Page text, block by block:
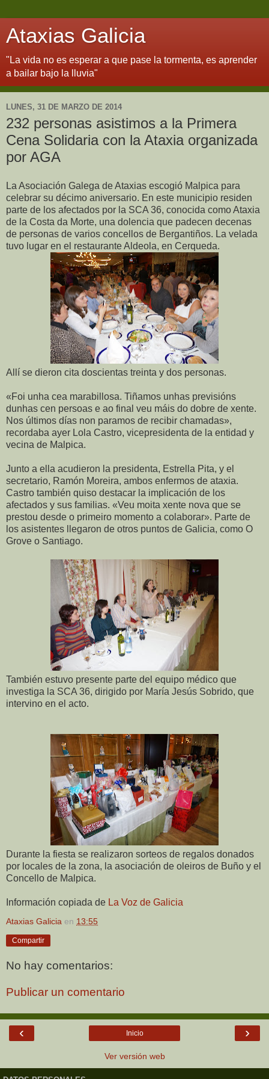
Ataxias Galicia
"La vida no es esperar a que pase la tormenta, es aprender
a bailar bajo la lluvia"
LUNES, 31 DE MARZO DE 2014
232 personas asistimos a la Primera
Cena Solidaria con la Ataxia organizada
por AGA
La Asociación Galega de Ataxias escogió Malpica para
celebrar su décimo aniversario. En este municipio residen
parte de los afectados por la SCA 36, conocida como Ataxia
de la Costa da Morte, una dolencia que padecen decenas
de personas de varios concellos de Bergantiños. La velada
tuvo lugar en el restaurante Aldeola, en Cerqueda.
Allí se dieron cita doscientas treinta y dos personas.
«Foi unha cea marabillosa. Tiñamos unhas previsións
dunhas cen persoas e ao final veu máis do dobre de xente.
Nos últimos días non paramos de recibir chamadas»,
recordaba ayer Lola Castro, vicepresidenta de la entidad y
vecina de Malpica.
Junto a ella acudieron la presidenta, Estrella Pita, y el
secretario, Ramón Moreira, ambos enfermos de ataxia.
Castro también quiso destacar la implicación de los
afectados y sus familias. «Veu moita xente nova que se
prestou desde o primeiro momento a colaborar». Parte de
los asistentes llegaron de otros puntos de Galicia, como O
Grove o Santiago.
También estuvo presente parte del equipo médico que
investiga la SCA 36, dirigido por María Jesús Sobrido, que
intervino en el acto.
Durante la fiesta se realizaron sorteos de regalos donados
por locales de la zona, la asociación de oleiros de Buño y el
Concello de Malpica.
Información copiada de La Voz de Galicia
Ataxias Galicia en 13:55
Compartir
No hay comentarios:
Publicar un comentario
‹ ›
Inicio
Ver versión web